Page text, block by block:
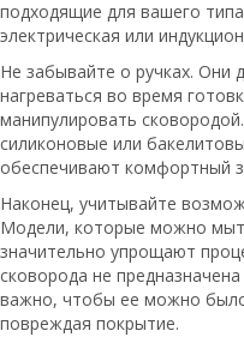
подходящие для вашего
электрическая или
Не забывайте о ручках.
нагреваться во время
манипулировать
силиконовые или
обеспечивают комфортный
Наконец, учитывайте
Модели, которые можно
значительно упрощают
сковорода не
важно, чтобы ее можно
повреждая покрытие.